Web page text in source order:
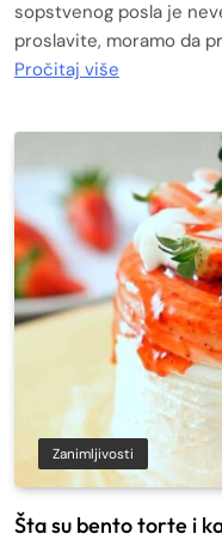
sopstvenog posla je
proslavite, moramo da
Pročitaj više
Zanimljivosti
Šta su bento torte i